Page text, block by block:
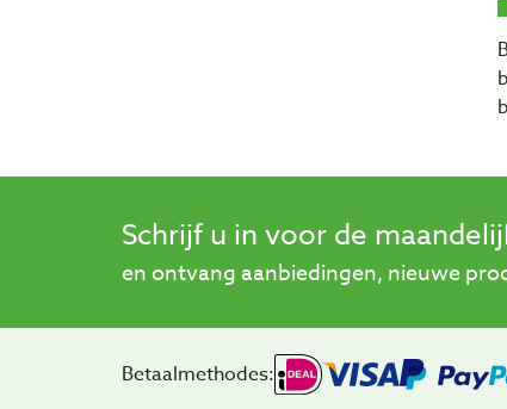
Schrijf u in voor de
en ontvang aanbiedingen, nieuwe
Betaalmethodes: